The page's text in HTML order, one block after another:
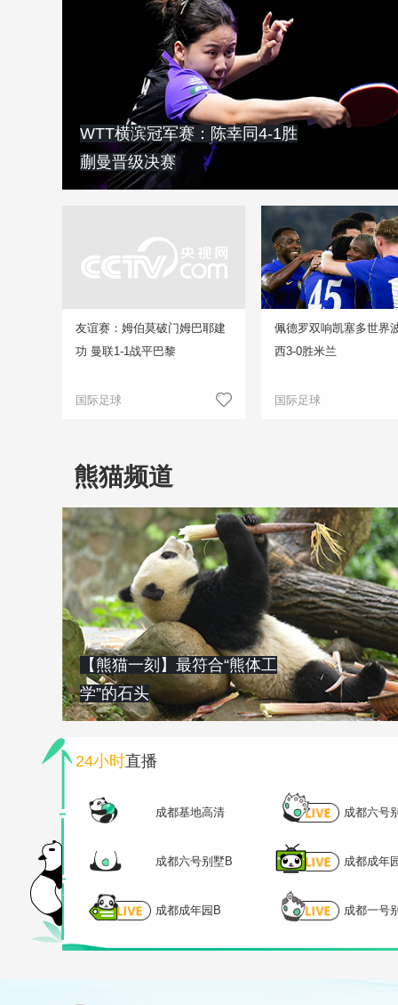
WTT横滨冠军赛：陈幸同4-1胜
蒯曼晋级决赛
友谊赛：姆伯莫破门姆巴耶建
功 曼联1-1战平巴黎
国际足球
佩德罗双响凯塞多世界
西3-0胜米兰
国际足球
熊猫频道
【熊猫一刻】最符合“熊体工
学”的石头
24小时直播
成都基地高清 成都六号
成都六号别墅B 成都成年
成都成年园B 成都一号